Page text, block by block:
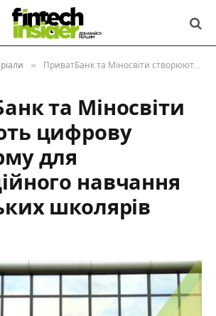
» ПриватБанк та Міносвіти створюють цифрову платформу для дистанційного навчання українських школярів
та Міносвіти
цифрову
для
навчання
школярів